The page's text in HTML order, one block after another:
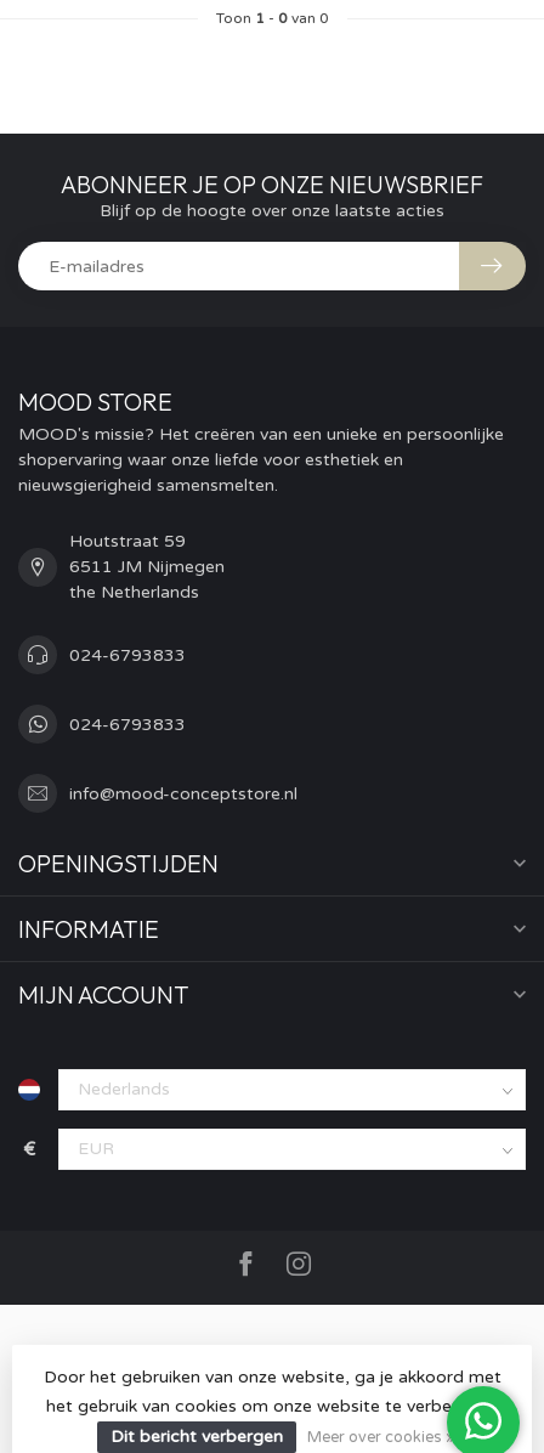
Toon 1 - 0van 0
ABONNEER JE OP ONZE NIEUWSBRIEF
Blijf op de hoogte over onze laatste acties
MOOD STORE
MOOD's missie? Het creëren van een unieke en persoonlijke
shopervaring waar onze liefde voor esthetiek en
nieuwsgierigheid samensmelten.
Houtstraat 59
6511 JM Nijmegen
the Netherlands
024-6793833
024-6793833
info@mood-conceptstore.nl
OPENINGSTIJDEN
INFORMATIE
MIJN ACCOUNT
€
© Copyright 2026 MOOD store- Powered byLightspeed-
Lightspeed designby Dyvelopment
Door het gebruiken van onze website, ga je akkoord met
het gebruik van cookies om onze website te verbeteren.
Dit bericht verbergen
Meer over cookies »